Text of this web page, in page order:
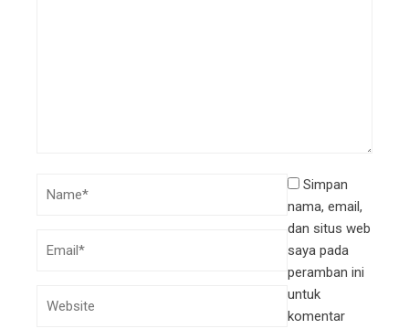
Simpan
nama, email,
dan situs web
saya pada
peramban ini
untuk
komentar